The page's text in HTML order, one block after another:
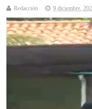
Redacción 9 diciembre,